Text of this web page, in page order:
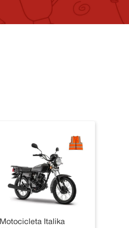
Motocicleta Italika